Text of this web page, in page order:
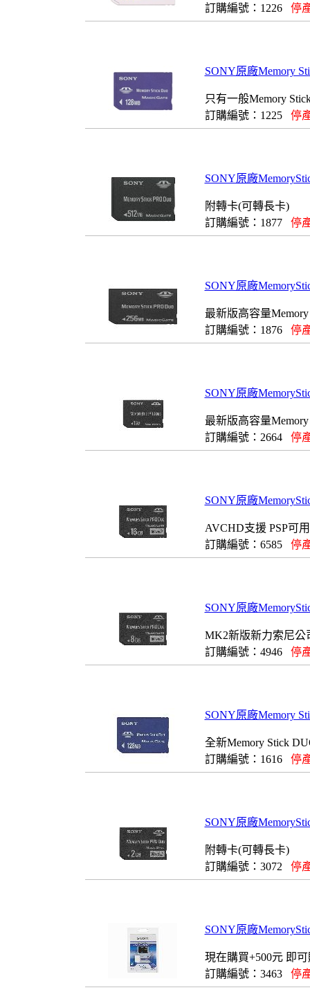
訂購編號：1226 停
SONY原廠Memory
只有一般Memory
訂購編號：1225 停
SONY原廠
附轉卡(可轉長卡)
訂購編號：1877 停
SONY原廠
最新版高容量
訂購編號：1876 停
SONY原廠
最新版高容量
訂購編號：2664 停
SONY原廠
AVCHD支援 PSP可用
訂購編號：6585 停
SONY原廠
MK2新版新力索尼公
訂購編號：4946 停
SONY原廠Memory
全新Memory Stick
訂購編號：1616 停
SONY原廠
附轉卡(可轉長卡)
訂購編號：3072 停
SONY原廠
現在購買+500元 即
訂購編號：3463 停